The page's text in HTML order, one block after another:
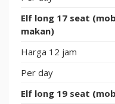
Elf long 17 seat
makan)
Harga 12 jam
Per day
Elf long 19 seat